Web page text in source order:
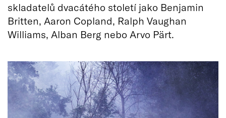
skladatelů dvacátého století jako Benjamin
Britten, Aaron Copland, Ralph Vaughan
Williams, Alban Berg nebo Arvo Pärt.